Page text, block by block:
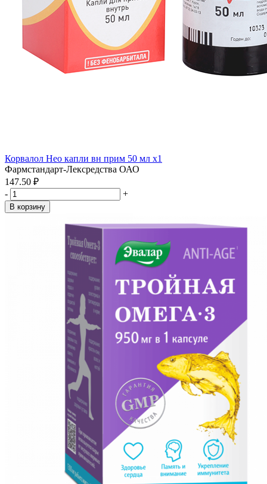
Корвалол Нео капли вн прим 50 мл x1
Фармстандарт-Лексредства ОАО
147.50 ₽
-
+
В корзину